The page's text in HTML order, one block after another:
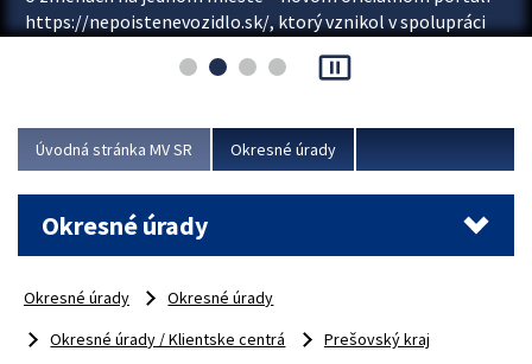
https://nepoistenevozidlo.sk/, ktorý vznikol v spolupráci
asociácie poisťovní (SLASPO) a Ministerstva vnútra SR.
Viac
pause_presentation
Úvodná stránka MV SR Okresné úrady
Okresné úrady
Okresné úrady
Okresné úrady
Okresné úrady / Klientske centrá
Prešovský kraj